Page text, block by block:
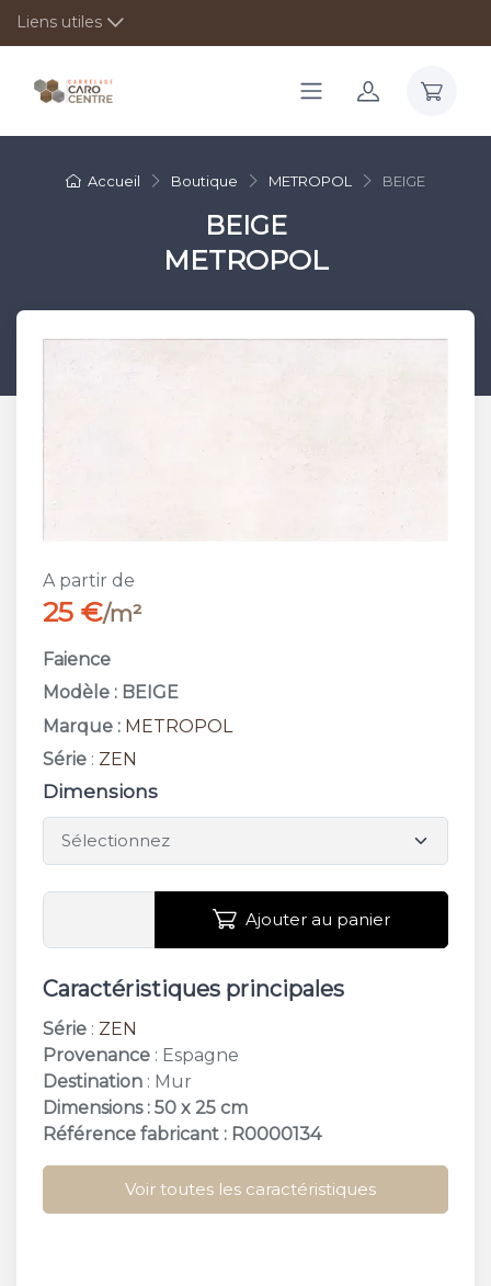
Liens utiles
Accueil Boutique METROPOL BEIGE
BEIGE
METROPOL
A partir de
25 €/m²
Faience
Modèle : BEIGE
Marque : METROPOL
Série : ZEN
Dimensions
Ajouter au panier
Caractéristiques principales
Série : ZEN
Provenance : Espagne
Destination : Mur
Dimensions : 50 x 25 cm
Référence fabricant : R0000134
Voir toutes les caractéristiques